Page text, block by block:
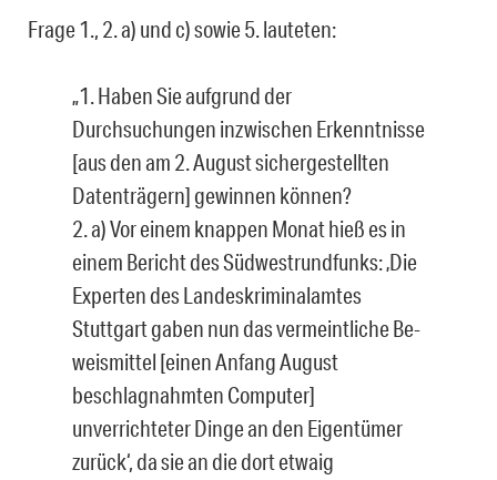
Frage 1., 2. a) und c) sowie 5. lauteten:
„1. Haben Sie aufgrund der
Durchsuchungen inzwischen Erkenntnisse
[aus den am 2. August sichergestellten
Datenträgern] gewinnen können?
2. a) Vor einem knappen Monat hieß es in
einem Bericht des Südwestrundfunks: ‚Die
Experten des Landeskriminalamtes
Stuttgart gaben nun das vermeintliche Be­
weismittel [einen Anfang August
beschlagnahmten Computer]
unverrichteter Dinge an den Eigentümer
zurück‘, da sie an die dort etwaig